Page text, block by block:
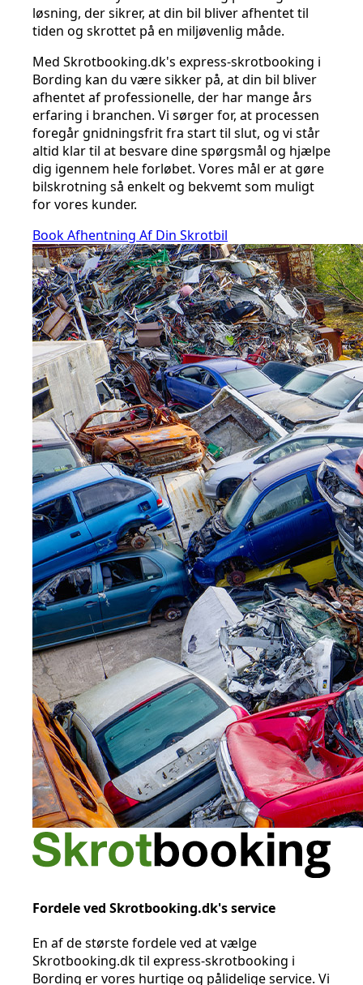
løsning, der sikrer, at din bil bliver afhentet til
tiden og skrottet på en miljøvenlig måde.
Med Skrotbooking.dk's express-skrotbooking i
Bording kan du være sikker på, at din bil bliver
afhentet af professionelle, der har mange års
erfaring i branchen. Vi sørger for, at processen
foregår gnidningsfrit fra start til slut, og vi står
altid klar til at besvare dine spørgsmål og hjælpe
dig igennem hele forløbet. Vores mål er at gøre
bilskrotning så enkelt og bekvemt som muligt
for vores kunder.
Book Afhentning Af Din Skrotbil
Fordele ved Skrotbooking.dk's service
En af de største fordele ved at vælge
Skrotbooking.dk til express-skrotbooking i
Bording er vores hurtige og pålidelige service. Vi